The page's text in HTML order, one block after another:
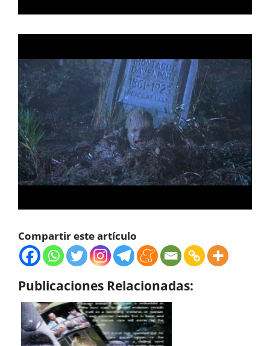
Compartir este artículo
Publicaciones Relacionadas: